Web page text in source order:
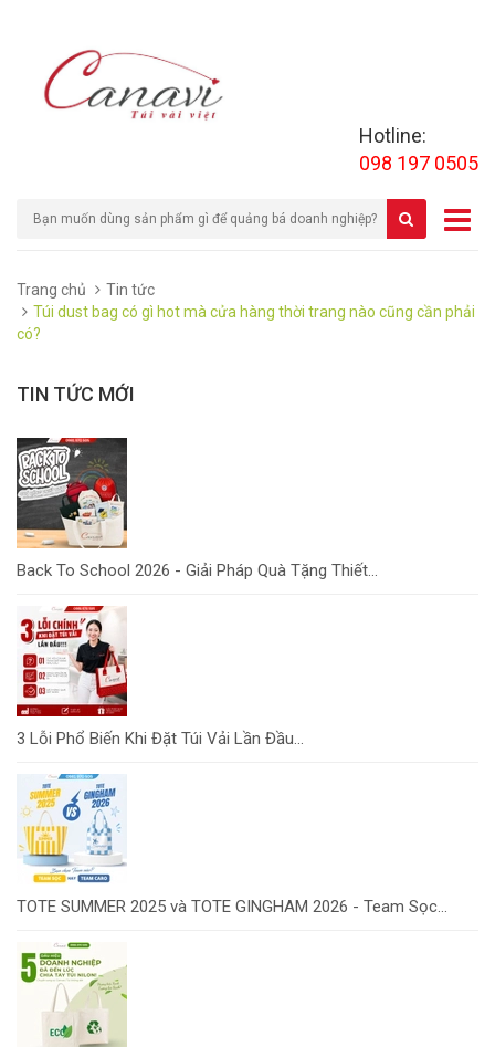
Hotline:
098 197 0505
Trang chủ
Tin tức
Túi dust bag có gì hot mà cửa hàng thời trang nào cũng cần phải
có?
TIN TỨC MỚI
Back To School 2026 - Giải Pháp Quà Tặng Thiết...
3 Lỗi Phổ Biến Khi Đặt Túi Vải Lần Đầu...
TOTE SUMMER 2025 và TOTE GINGHAM 2026 - Team Sọc...